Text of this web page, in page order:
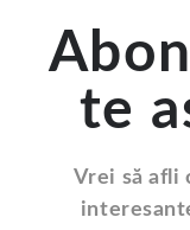
te
Vrei să afli